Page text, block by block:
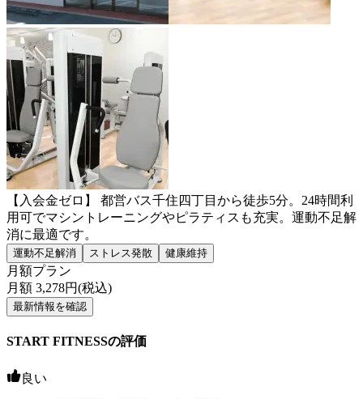
【入会金ゼロ】 都営バス千住四丁目から徒歩5分。24時間利
用可でマシントレーニングやピラティスも充実。運動不足解
消に最適です。
運動不足解消 ストレス発散 健康維持
月額プラン
月額 3,278円(税込)
最新情報を確認
START FITNESSの評価
良い